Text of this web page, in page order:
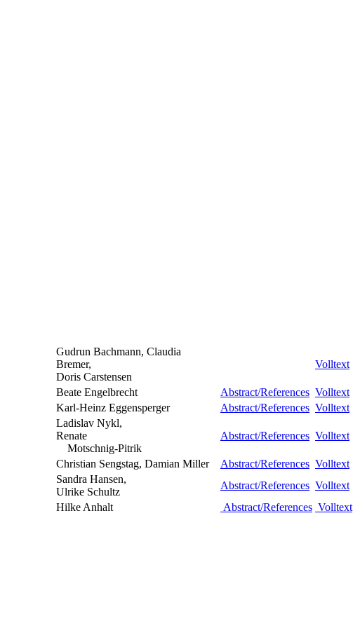
Gudrun Bachmann, Claudia
Bremer,
Doris Carstensen
Volltext
Beate Engelbrecht Abstract/References Volltext
Karl-Heinz Eggensperger Abstract/References Volltext
Ladislav Nykl,
Renate
Motschnig-Pitrik
Abstract/References Volltext
Christian Sengstag, Damian Miller Abstract/References Volltext
Sandra Hansen,
Ulrike Schultz
Abstract/References Volltext
Hilke Anhalt Abstract/References Volltext